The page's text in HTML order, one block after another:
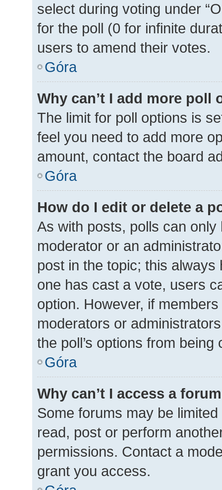
select during voting under
for the poll (0 for infinite
users to amend their votes.
Góra
Why can’t I add more poll
The limit for poll options is
feel you need to add more
amount, contact the board
Góra
How do I edit or delete a
As with posts, polls can
moderator or an
post in the topic; this
one has cast a vote, users
option. However, if
moderators or
the poll’s options from
Góra
Why can’t I access a
Some forums may be
read, post or perform
permissions. Contact a
grant you access.